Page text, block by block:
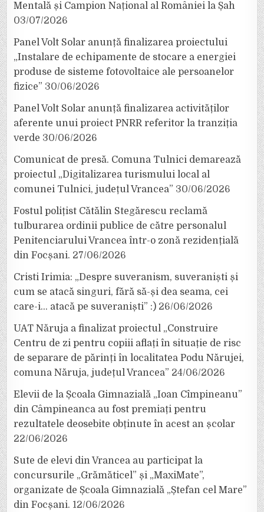
Mentală și Campion Național al României la Șah
03/07/2026
Panel Volt Solar anunță finalizarea proiectului
„Instalare de echipamente de stocare a energiei
produse de sisteme fotovoltaice ale persoanelor
fizice” 30/06/2026
Panel Volt Solar anunță finalizarea activităților
aferente unui proiect PNRR referitor la tranziția
verde 30/06/2026
Comunicat de presă. Comuna Tulnici demarează
proiectul „Digitalizarea turismului local al
comunei Tulnici, județul Vrancea” 30/06/2026
Fostul polițist Cătălin Stegărescu reclamă
tulburarea ordinii publice de către personalul
Penitenciarului Vrancea într-o zonă rezidențială
din Focșani. 27/06/2026
Cristi Irimia: „Despre suveranism, suveraniști și
cum se atacă singuri, fără să-și dea seama, cei
care-i… atacă pe suveraniști” :) 26/06/2026
UAT Năruja a finalizat proiectul „Construire
Centru de zi pentru copiii aflați în situație de risc
de separare de părinți în localitatea Podu Nărujei,
comuna Năruja, județul Vrancea” 24/06/2026
Elevii de la Școala Gimnazială „Ioan Cîmpineanu”
din Câmpineanca au fost premiați pentru
rezultatele deosebite obținute în acest an școlar
22/06/2026
Sute de elevi din Vrancea au participat la
concursurile „Grămăticel” și „MaxiMate”,
organizate de Școala Gimnazială „Ștefan cel Mare”
din Focșani. 12/06/2026